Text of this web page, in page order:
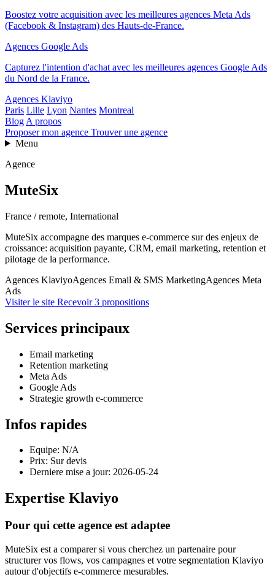
Boostez votre acquisition avec les meilleures agences Meta Ads
(Facebook & Instagram) des Hauts-de-France.
Agences Google Ads
Capturez l'intention d'achat avec les meilleures agences Google Ads
du Nord de la France.
Agences Klaviyo
Paris Lille Lyon Nantes Montreal
Blog A propos
Proposer mon agence Trouver une agence
Menu
Agence
MuteSix
France / remote, International
MuteSix accompagne des marques e-commerce sur des enjeux de
croissance: acquisition payante, CRM, email marketing, retention et
pilotage de la performance.
Agences KlaviyoAgences Email & SMS MarketingAgences Meta
Ads
Visiter le site Recevoir 3 propositions
Services principaux
Email marketing
Retention marketing
Meta Ads
Google Ads
Strategie growth e-commerce
Infos rapides
Equipe: N/A
Prix: Sur devis
Derniere mise a jour: 2026-05-24
Expertise Klaviyo
Pour qui cette agence est adaptee
MuteSix est a comparer si vous cherchez un partenaire pour
structurer vos flows, vos campagnes et votre segmentation Klaviyo
autour d'objectifs e-commerce mesurables.